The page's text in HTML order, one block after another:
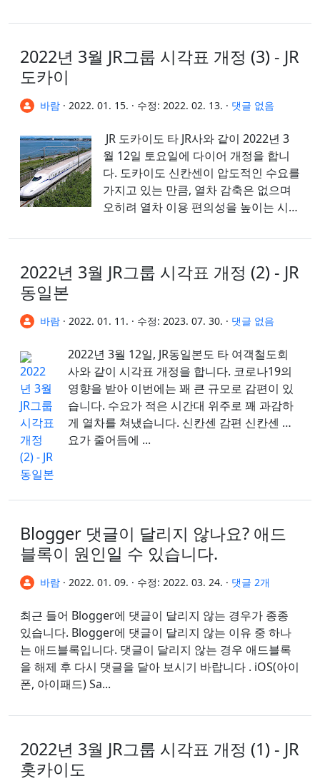
강장 파노라...
2022년 3월 JR그룹 시각표 개정 (3) - JR
도카이
바람 · 2022. 01. 15. · 수정: 2022. 02. 13. · 댓글 없음
JR 도카이도 타 JR사와 같이 2022년 3
월 12일 토요일에 다이어 개정을 합니
다. 도카이도 신칸센이 압도적인 수요를
가지고 있는 만큼, 열차 감축은 없으며
오히려 열차 이용 편의성을 높이는 시각
역 사이를 달리...
2022년 3월 JR그룹 시각표 개정 (2) - JR
동일본
바람 · 2022. 01. 11. · 수정: 2023. 07. 30. · 댓글 없음
2022년 3월 12일, JR동일본도 타 여객철도회
사와 같이 시각표 개정을 합니다. 코로나19의
영향을 받아 이번에는 꽤 큰 규모로 감편이 있
습니다. 수요가 적은 시간대 위주로 꽤 과감하
게 열차를 쳐냈습니다. 신칸센 감편 신칸센 수
요가 줄어듬에 ...
Blogger 댓글이 달리지 않나요? 애드
블록이 원인일 수 있습니다.
바람 · 2022. 01. 09. · 수정: 2022. 03. 24. · 댓글 2개
최근 들어 Blogger에 댓글이 달리지 않는 경우가 종종
있습니다. Blogger에 댓글이 달리지 않는 이유 중 하나
는 애드블록입니다. 댓글이 달리지 않는 경우 애드블록
을 해제 후 다시 댓글을 달아 보시기 바랍니다 . iOS(아이
폰, 아이패드) Sa...
2022년 3월 JR그룹 시각표 개정 (1) - JR
홋카이도